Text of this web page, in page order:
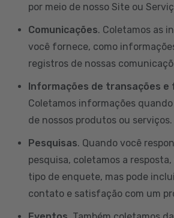
por meio de nosso Site ou
Comunicações. Coletamos as
você fornece, como
registros de nossas
Informações de transações
Coletamos informações
de nossos produtos ou serviços.
Pesquisas. Quando você
pesquisa, coletamos a
tipo de enquete, mas pode
contato e satisfação com um